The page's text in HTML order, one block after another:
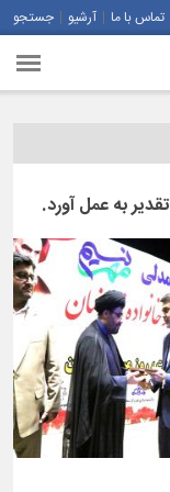
تماس با ما آرشیو جستجو
به عمل آورد.